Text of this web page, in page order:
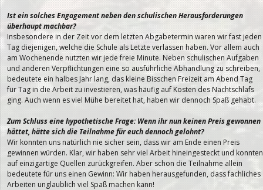
Ist ein solches Engagement neben den schulischen Herausforderungen
überhaupt machbar?
Insbesondere in der Zeit vor dem letzten Abgabetermin waren wir fast jeden
Tag diejenigen, welche die Schule als Letzte verlassen haben. Vor allem auch
am Wochenende nutzten wir jede freie Minute. Neben schulischen Aufgaben
und anderen Verpflichtungen eine so ausführliche Abhandlung zu schreiben,
bedeutete ein halbes Jahr lang, das kleine Bisschen Freizeit am Abend Tag
für Tag in die Arbeit zu investieren, was häufig auf Kosten des Nachtschlafs
ging. Auch wenn es viel Mühe bereitet hat, haben wir dennoch Spaß gehabt.
Zum Schluss eine hypothetische Frage: Wenn ihr nun keinen Preis gewonnen
hättet, hätte sich die Teilnahme für euch dennoch gelohnt?
Wir konnten uns natürlich nie sicher sein, dass wir am Ende einen Preis
gewinnen würden. Klar, wir haben sehr viel Arbeit hineingesteckt und konnten
auf einzigartige Quellen zurückgreifen. Aber schon die Teilnahme allein
bedeutete für uns einen Gewinn: Wir haben herausgefunden, dass fachliches
Arbeiten unglaublich viel Spaß machen kann!